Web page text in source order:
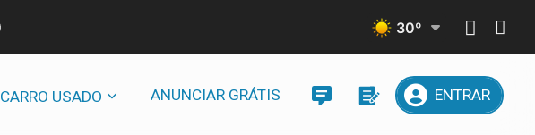
30º
CARRO USADO ANUNCIAR GRÁTIS ENTRAR